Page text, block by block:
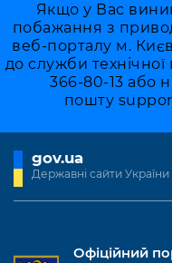
Якщо у Вас
побажання з
веб-порталу м.
до служби
366-80-13 або
пошту
gov.ua
Державні сайти України
Офіційний